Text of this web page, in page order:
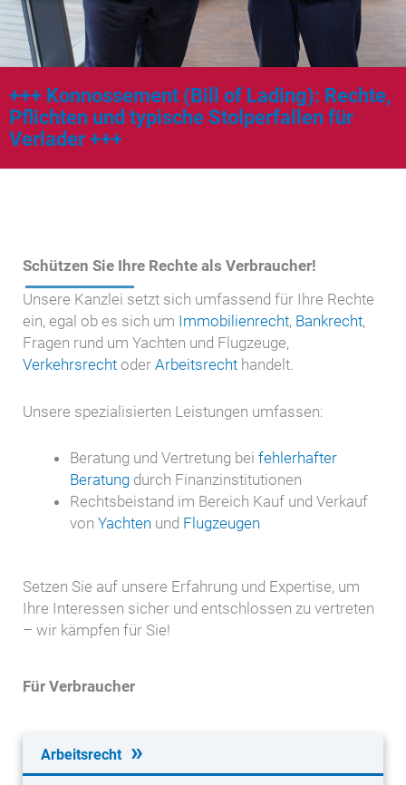
Konnossement (Bill of Lading): Rechte,
Pflichten und typische Stolperfallen für
Verlader
Schützen Sie Ihre Rechte als Verbraucher!
Unsere Kanzlei setzt sich umfassend für Ihre Rechte
ein, egal ob es sich um Immobilienrecht, Bankrecht,
Fragen rund um Yachten und Flugzeuge,
Verkehrsrecht oder Arbeitsrecht handelt.
Unsere spezialisierten Leistungen umfassen:
Beratung und Vertretung bei fehlerhafter
Beratungdurch Finanzinstitutionen
Rechtsbeistand im Bereich Kauf und Verkauf
von Yachten und Flugzeugen
Setzen Sie auf unsere Erfahrung und Expertise, um
Ihre Interessen sicher und entschlossen zu vertreten
– wir kämpfen für Sie!
Für Verbraucher
Arbeitsrecht